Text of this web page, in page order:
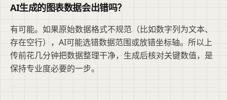
AI生成的图表数据会出错吗？
有可能。如果原始数据格式不规范（比如数字列为文本、
存在空行），AI可能选错数据范围或放错坐标轴。所以上
传前花几分钟把数据整理干净，生成后核对关键数值，是
保持专业度必要的一步。